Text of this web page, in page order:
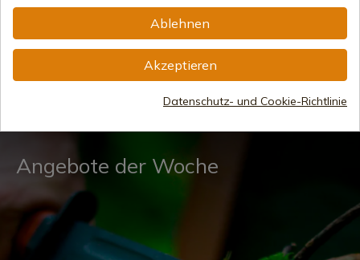
Taschenmesser
Taschenmesser
Cudeman
Taschenmesser
Angebote der Woche
Ablehnen
Akzeptieren
Datenschutz- und Cookie-Richtlinie